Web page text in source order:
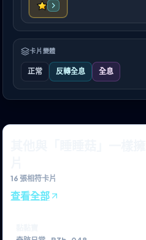
卡片變體
正常 反轉全息 全息
16 張相符卡片
查看全部